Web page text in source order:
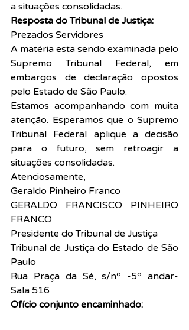
a situações consolidadas.
Resposta do Tribunal de Justiça:
Prezados Servidores
A matéria esta sendo examinada pelo
Supremo Tribunal Federal, em
embargos de declaração opostos
pelo Estado de São Paulo.
Estamos acompanhando com muita
atenção. Esperamos que o Supremo
Tribunal Federal aplique a decisão
para o futuro, sem retroagir a
situações consolidadas.
Atenciosamente,
Geraldo Pinheiro Franco
GERALDO FRANCISCO PINHEIRO
FRANCO
Presidente do Tribunal de Justiça
Tribunal de Justiça do Estado de São
Paulo
Rua Praça da Sé, s/nº -5º andar-
Sala 516
Ofício conjunto encaminhado: